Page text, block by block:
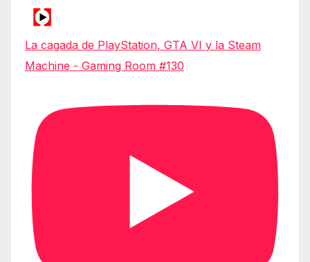
La cagada de PlayStation, GTA VI y la Steam
Machine - Gaming Room #130